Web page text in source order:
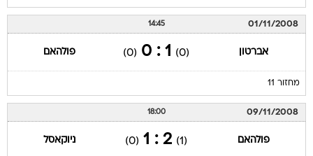
01/11/2008
14:45
אברטון (0)
1 : 0
(0) פולהאם
מחזור 11
09/11/2008
18:00
פולהאם (1)
2 : 1
(0) ניוקאסל